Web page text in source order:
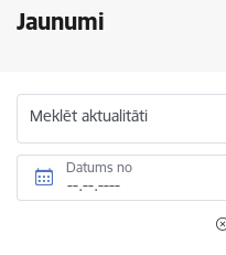
Jaunumi
Meklēt aktualitāti
Datums no